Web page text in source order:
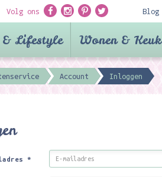
Volg ons Blog
Lifestyle Wonen &
Account Inloggen
*